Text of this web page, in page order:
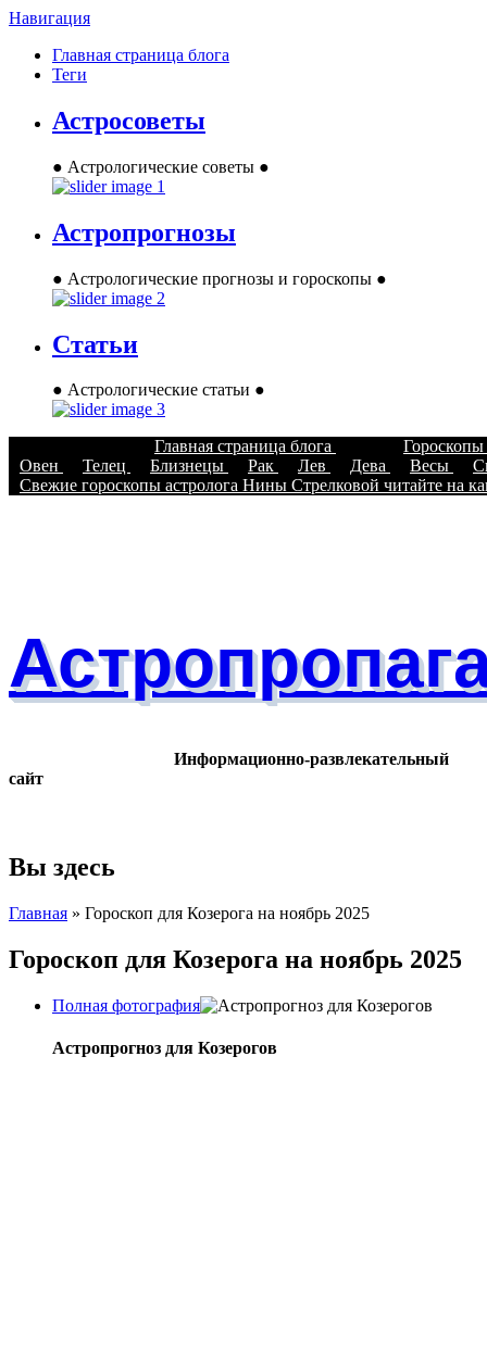
Навигация
Главная страница блога
Теги
Астросоветы
● Астрологические советы ●
Астропрогнозы
● Астрологические прогнозы и гороскопы ●
Статьи
● Астрологические статьи ●
Главная страница блога
Гороскопы
Овен
Телец Близнецы Рак Лев Дева Весы
Свежие гороскопы астролога Нины Стрелковой читайте на
Информационно-развлекательный
сайт
Вы здесь
Главная » Гороскоп для Козерога на ноябрь 2025
Гороскоп для Козерога на ноябрь 2025
Полная фотография
Астропрогноз для Козерогов